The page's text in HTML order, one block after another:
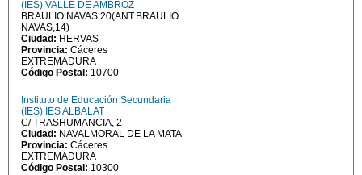
(IES) VALLE DE AMBROZ
BRAULIO NAVAS 20(ANT.BRAULIO
NAVAS,14)
Ciudad: HERVAS
Provincia: Cáceres
EXTREMADURA
Código Postal: 10700
Instituto de Educación Secundaria
(IES) IES ALBALAT
C/ TRASHUMANCIA, 2
Ciudad: NAVALMORAL DE LA MATA
Provincia: Cáceres
EXTREMADURA
Código Postal: 10300